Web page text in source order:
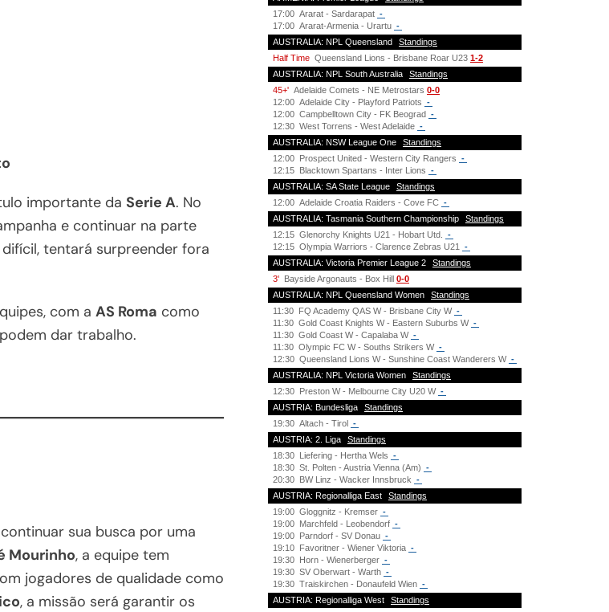
importante da Serie A. No
e continuar na parte
tentará surpreender fora
com a AS Roma como
dar trabalho.
sua busca por uma
Mourinho, a equipe tem
jogadores de qualidade como
, a missão será garantir os